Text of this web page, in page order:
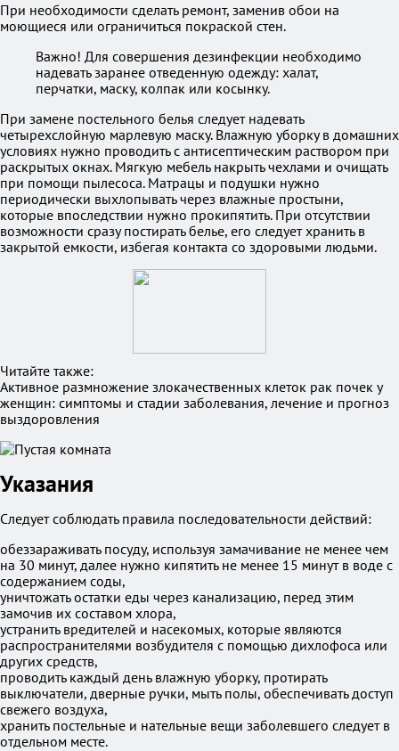
При необходимости сделать ремонт, заменив обои на
моющиеся или ограничиться покраской стен.
Важно! Для совершения дезинфекции необходимо
надевать заранее отведенную одежду: халат,
перчатки, маску, колпак или косынку.
При замене постельного белья следует надевать
четырехслойную марлевую маску. Влажную уборку в домашних
условиях нужно проводить с антисептическим раствором при
раскрытых окнах. Мягкую мебель накрыть чехлами и очищать
при помощи пылесоса. Матрацы и подушки нужно
периодически выхлопывать через влажные простыни,
которые впоследствии нужно прокипятить. При отсутствии
возможности сразу постирать белье, его следует хранить в
закрытой емкости, избегая контакта со здоровыми людьми.
Читайте также:
Активное размножение злокачественных клеток рак почек у
женщин: симптомы и стадии заболевания, лечение и прогноз
выздоровления
Указания
Следует соблюдать правила последовательности действий:
обеззараживать посуду, используя замачивание не менее чем
на 30 минут, далее нужно кипятить не менее 15 минут в воде с
содержанием соды,
уничтожать остатки еды через канализацию, перед этим
замочив их составом хлора,
устранить вредителей и насекомых, которые являются
распространителями возбудителя с помощью дихлофоса или
других средств,
проводить каждый день влажную уборку, протирать
выключатели, дверные ручки, мыть полы, обеспечивать доступ
свежего воздуха,
хранить постельные и нательные вещи заболевшего следует в
отдельном месте.